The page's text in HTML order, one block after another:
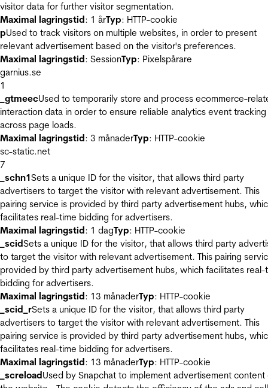
visitor data for further visitor segmentation.
Maximal lagringstid: 1 årTyp: HTTP-cookie
pUsed to track visitors on multiple websites, in order to present
relevant advertisement based on the visitor's preferences.
Maximal lagringstid: SessionTyp: Pixelspårare
garnius.se
1
_gtmeecUsed to temporarily store and process ecommerce-
interaction data in order to ensure reliable analytics event tracking
across page loads.
Maximal lagringstid: 3 månaderTyp: HTTP-cookie
sc-static.net
7
_schn1Sets a unique ID for the visitor, that allows third party
advertisers to target the visitor with relevant advertisement. This
pairing service is provided by third party advertisement hubs,
facilitates real-time bidding for advertisers.
Maximal lagringstid: 1 dagTyp: HTTP-cookie
_scidSets a unique ID for the visitor, that allows third party
to target the visitor with relevant advertisement. This pairing
provided by third party advertisement hubs, which facilitates real-
bidding for advertisers.
Maximal lagringstid: 13 månaderTyp: HTTP-cookie
_scid_rSets a unique ID for the visitor, that allows third party
advertisers to target the visitor with relevant advertisement. This
pairing service is provided by third party advertisement hubs,
facilitates real-time bidding for advertisers.
Maximal lagringstid: 13 månaderTyp: HTTP-cookie
_screloadUsed by Snapchat to implement advertisement content